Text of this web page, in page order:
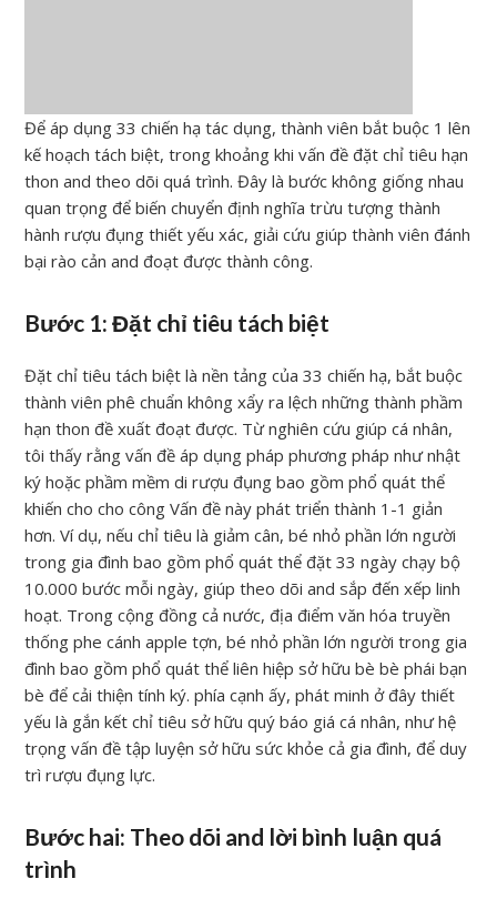
Để áp dụng 33 chiến hạ tác dụng, thành viên bắt buộc 1 lên
kế hoạch tách biệt, trong khoảng khi vấn đề đặt chỉ tiêu hạn
thon and theo dõi quá trình. Đây là bước không giống nhau
quan trọng để biến chuyển định nghĩa trừu tượng thành
hành rượu đụng thiết yếu xác, giải cứu giúp thành viên đánh
bại rào cản and đoạt được thành công.
Bước 1: Đặt chỉ tiêu tách biệt
Đặt chỉ tiêu tách biệt là nền tảng của 33 chiến hạ, bắt buộc
thành viên phê chuẩn không xẩy ra lệch những thành phầm
hạn thon đề xuất đoạt được. Từ nghiên cứu giúp cá nhân,
tôi thấy rằng vấn đề áp dụng pháp phương pháp như nhật
ký hoặc phầm mềm di rượu đụng bao gồm phổ quát thể
khiến cho cho công Vấn đề này phát triển thành 1-1 giản
hơn. Ví dụ, nếu chỉ tiêu là giảm cân, bé nhỏ phần lớn người
trong gia đình bao gồm phổ quát thể đặt 33 ngày chạy bộ
10.000 bước mỗi ngày, giúp theo dõi and sắp đến xếp linh
hoạt. Trong cộng đồng cả nước, địa điểm văn hóa truyền
thống phe cánh apple tợn, bé nhỏ phần lớn người trong gia
đình bao gồm phổ quát thể liên hiệp sở hữu bè bè phái bạn
bè để cải thiện tính ký. phía cạnh ấy, phát minh ở đây thiết
yếu là gắn kết chỉ tiêu sở hữu quý báo giá cá nhân, như hệ
trọng vấn đề tập luyện sở hữu sức khỏe cả gia đình, để duy
trì rượu đụng lực.
Bước hai: Theo dõi and lời bình luận quá
trình